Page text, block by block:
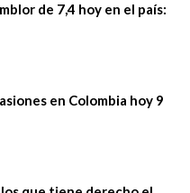
de 7,4 hoy en el país:
en Colombia hoy 9